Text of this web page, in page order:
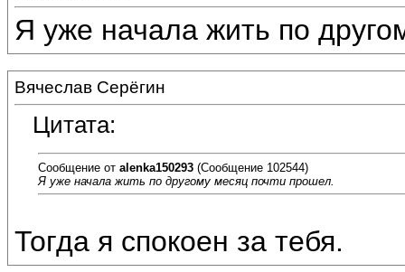
Я уже начала жить по
Вячеслав Серёгин
Цитата:
Сообщение от alenka150293 (Сообщение 102544)
Я уже начала жить по другому месяц почти прошел.
Тогда я спокоен за тебя.